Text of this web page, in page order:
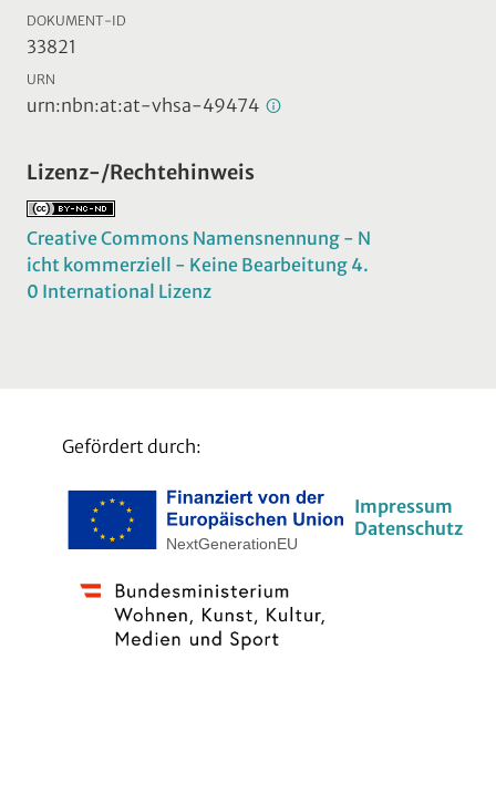
DOKUMENT-ID
33821
URN
urn:nbn:at:at-vhsa-49474
Lizenz-/Rechtehinweis
Creative Commons Namensnennung - N
icht kommerziell - Keine Bearbeitung 4.
0 International Lizenz
Gefördert durch:
Impressum
Datenschutz